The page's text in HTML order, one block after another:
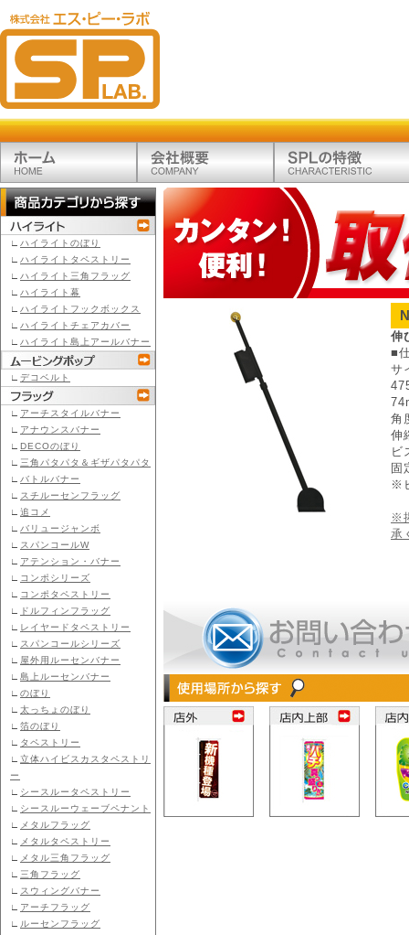
∟ ハイライトのぼり
∟ ハイライトタペストリー
∟ ハイライト三角フラッグ
∟ ハイライト幕
∟ ハイライトフックボックス
∟ ハイライトチェアカバー
∟ ハイライト島上アールバナー
∟ デコベルト
∟ アーチスタイルバナー
∟ アナウンスバナー
∟ DECOのぼり
∟ 三角パタパタ＆ギザパタパタ
∟ バトルバナー
∟ スチルーセンフラッグ
∟ 追コメ
∟ バリュージャンボ
∟ スパンコールW
∟ アテンション・バナー
∟ コンポシリーズ
∟ コンポタペストリー
∟
ドルフィンフラッグ
∟ レイヤードタペストリー
∟ スパンコールシリーズ
∟ 屋外用ルーセンバナー
∟ 島上ルーセンバナー
∟ のぼり
∟ 太っちょのぼり
∟ 箔のぼり
∟ タペストリー
∟ 立体ハイビスカスタペストリ
ー
∟ シースルータペストリー
∟ シースルーウェーブペナント
∟
メタルフラッグ
∟
メタルタペストリー
∟
メタル三角フラッグ
∟ 三角フラッグ
∟ スウィングバナー
∟ アーチフラッグ
∟ ルーセンフラッグ
伸
■
サ
角
伸
ビ
固
※
※
承